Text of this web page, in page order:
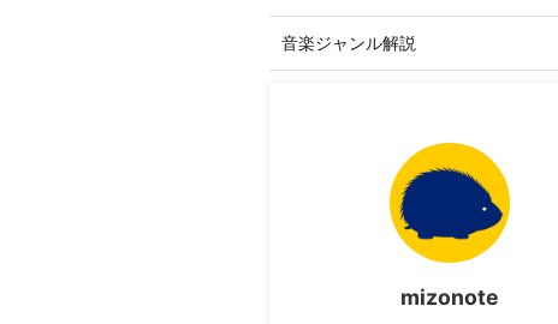
音楽ジャンル解説
mizonote